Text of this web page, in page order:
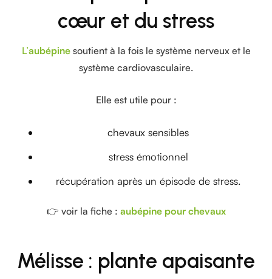
cœur et du stress
L’aubépinesoutient à la fois le système nerveux et le
système cardiovasculaire.
Elle est utile pour :
chevaux sensibles
stress émotionnel
récupération après un épisode de stress.
👉 voir la fiche : aubépine pour chevaux
Mélisse : plante apaisante